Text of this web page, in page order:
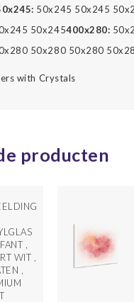
50x245 50x245
50x245400x280:
50x280 50x280
with Crystals
producten
,
WIT ,
,